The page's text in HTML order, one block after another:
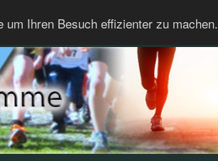
Ihren Besuch effizienter zu machen.